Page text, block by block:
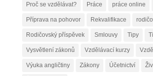
Proč se vzdělávat? Práce práce online
Příprava na pohovor Rekvalifikace
Rodičovský příspěvek Smlouvy Tipy
Vysvětlení zákonů Vzdělávací kurzy
Výuka angličtiny Zákony Účetnictví